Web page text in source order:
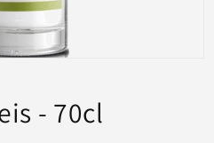
- 70cl